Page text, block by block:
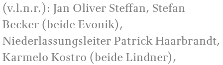
(v.l.n.r.): Jan Oliver Steffan, Stefan
Becker (beide Evonik),
Niederlassungsleiter Patrick Haarbrandt,
Karmelo Kostro (beide Lindner),